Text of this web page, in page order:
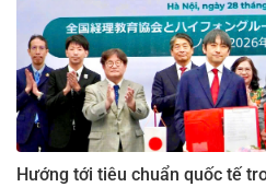
Hướng tới tiêu chuẩn quốc tế